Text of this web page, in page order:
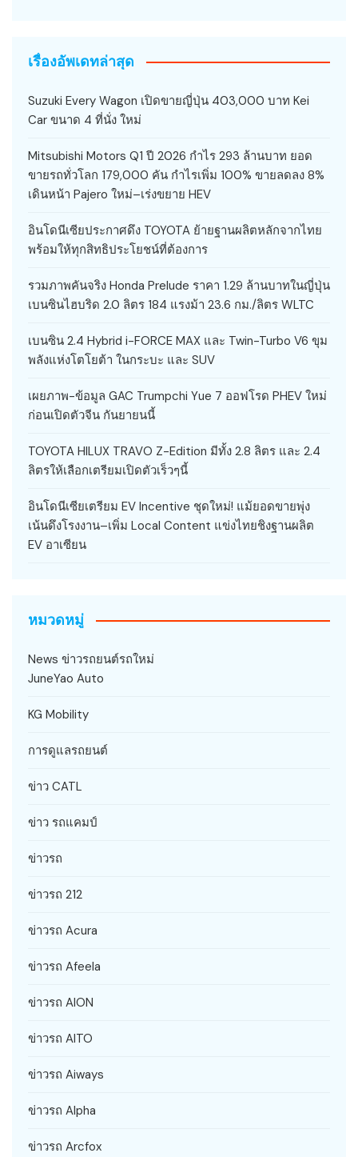
เรื่องอัพเดทล่าสุด
Suzuki Every Wagon เปิดขายญี่ปุ่น 403,000 บาท Kei
Car ขนาด 4 ที่นั่ง ใหม่
Mitsubishi Motors Q1 ปี 2026 กำไร 293 ล้านบาท ยอด
ขายรถทั่วโลก 179,000 คัน กำไรเพิ่ม 100% ขายลดลง 8%
เดินหน้า Pajero ใหม่–เร่งขยาย HEV
อินโดนีเซียประกาศดึง TOYOTA ย้ายฐานผลิตหลักจากไทย
พร้อมให้ทุกสิทธิประโยชน์ที่ต้องการ
รวมภาพคันจริง Honda Prelude ราคา 1.29 ล้านบาทในญี่ปุ่น
เบนซินไฮบริด 2.0 ลิตร 184 แรงม้า 23.6 กม./ลิตร WLTC
เบนซิน 2.4 Hybrid i-FORCE MAX และ Twin-Turbo V6 ขุม
พลังแห่งโตโยต้า ในกระบะ และ SUV
เผยภาพ-ข้อมูล GAC Trumpchi Yue 7 ออฟโรด PHEV ใหม่
ก่อนเปิดตัวจีน กันยายนนี้
TOYOTA HILUX TRAVO Z-Edition มีทั้ง 2.8 ลิตร และ 2.4
ลิตรให้เลือกเตรียมเปิดตัวเร็วๆนี้
อินโดนีเซียเตรียม EV Incentive ชุดใหม่! แม้ยอดขายพุ่ง
เน้นดึงโรงงาน–เพิ่ม Local Content แข่งไทยชิงฐานผลิต
EV อาเซียน
หมวดหมู่
News ข่าวรถยนต์รถใหม่
JuneYao Auto
KG Mobility
การดูแลรถยนต์
ข่าว CATL
ข่าว รถแคมป์
ข่าวรถ
ข่าวรถ 212
ข่าวรถ Acura
ข่าวรถ Afeela
ข่าวรถ AION
ข่าวรถ AITO
ข่าวรถ Aiways
ข่าวรถ Alpha
ข่าวรถ Arcfox